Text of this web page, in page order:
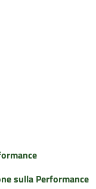
sulla Performance